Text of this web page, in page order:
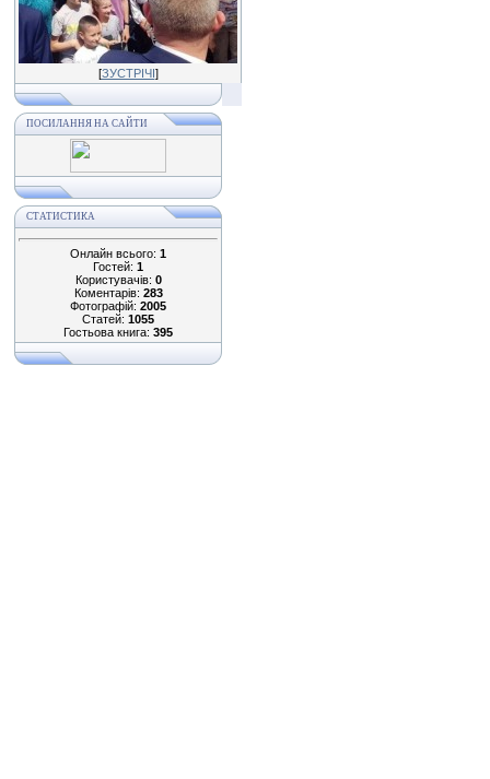
[ЗУСТРІЧІ]
ПОСИЛАННЯ НА САЙТИ
СТАТИСТИКА
Онлайн всього: 1
Гостей: 1
Користувачів: 0
Коментарів: 283
Фотографій: 2005
Статей: 1055
Гостьова книга: 395